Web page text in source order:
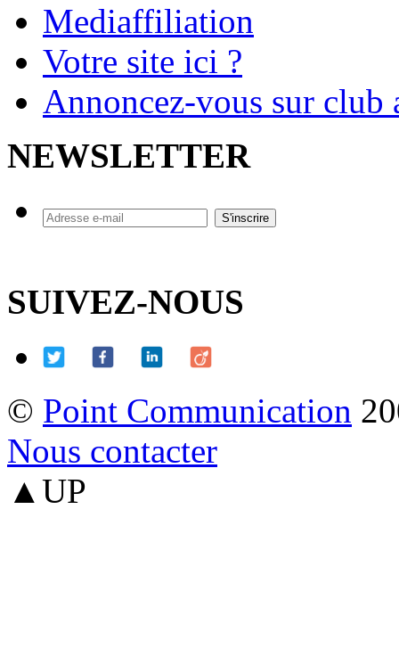
Mediaffiliation
Votre site ici ?
Annoncez-vous sur
NEWSLETTER
SUIVEZ-NOUS
© Point Communication
Nous contacter
▲UP